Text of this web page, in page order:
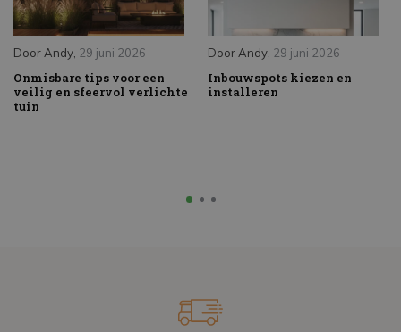
DoorAndy, 29 juni 2026
Onmisbare tips voor een
veilig en sfeervol verlichte
tuin
DoorAndy, 29 juni 2026
Inbouwspots kiezen en
installeren